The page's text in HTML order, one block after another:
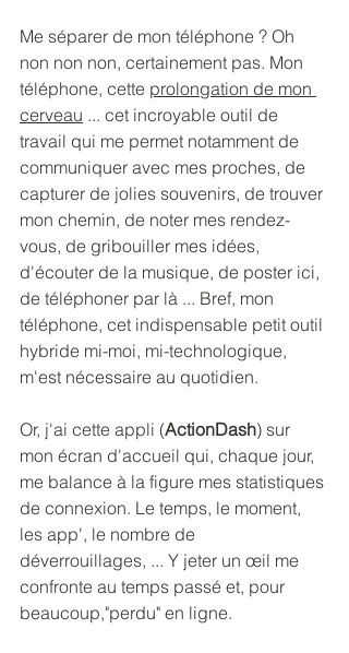
Me séparer de mon téléphone ? Oh
non non non, certainement pas. Mon
téléphone, cette prolongation de mon
cerveau ... cet incroyable outil de
travail qui me permet notamment de
communiquer avec mes proches, de
capturer de jolies souvenirs, de trouver
mon chemin, de noter mes rendez-
vous, de gribouiller mes idées,
d'écouter de la musique, de poster ici,
de téléphoner par là ... Bref, mon
téléphone, cet indispensable petit outil
hybride mi-moi, mi-technologique,
m'est nécessaire au quotidien.
Or, j'ai cette appli (ActionDash) sur
mon écran d'accueil qui, chaque jour,
me balance à la figure mes statistiques
de connexion. Le temps, le moment,
les app', le nombre de
déverrouillages, ... Y jeter un œil me
confronte au temps passé et, pour
beaucoup,"perdu" en ligne.